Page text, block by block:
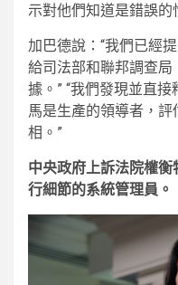
示對他們知道是錯誤的
加巴德說：“我們已經
給司法部和聯邦調查
據。” “我們發現並直
馬是生產的領導者，
相。”
中央政府上訴法院權
行細節的系統管理員。